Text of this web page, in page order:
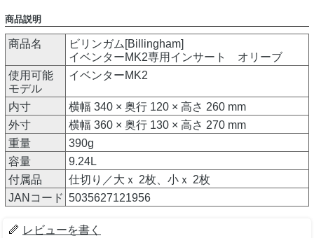
商品説明
商品名
ビリンガム[Billingham]
イベンターMK2専用インサート オリーブ
使用可能
モデル
イベンターMK2
内寸
横幅 340 × 奥行 120 × 高さ 260 mm
外寸
横幅 360 × 奥行 130 × 高さ 270 mm
重量
390g
容量
9.24L
付属品
仕切り／大ｘ 2枚、小ｘ 2枚
JANコード 5035627121956
レビューを書く